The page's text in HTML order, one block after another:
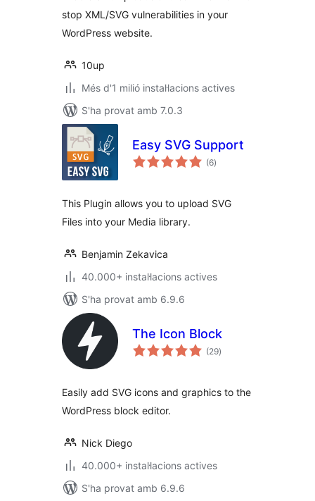
stop XML/SVG vulnerabilities in your
WordPress website.
10up
Més d'1 milió instal·lacions actives
S'ha provat amb 7.0.3
Easy SVG Support
(6puntuacions
totals
)
This Plugin allows you to upload SVG
Files into your Media library.
Benjamin Zekavica
40.000+ instal·lacions actives
S'ha provat amb 6.9.6
The Icon Block
(29puntuacions
totals
)
Easily add SVG icons and graphics to the
WordPress block editor.
Nick Diego
40.000+ instal·lacions actives
S'ha provat amb 6.9.6